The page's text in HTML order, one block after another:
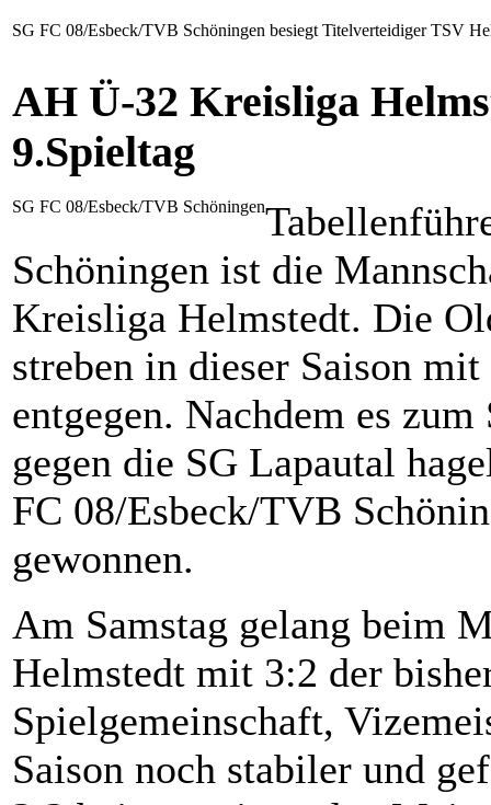
SG FC 08/Esbeck/TVB Schöningen besiegt Titelverteidiger TSV
AH Ü-32 Kreisliga
9.Spieltag
SG FC 08/Esbeck/TVB Schöningen
Schöningen ist die
Kreisliga Helmstedt. Die
streben in dieser Saison
entgegen. Nachdem es
gegen die SG Lapautal
FC 08/Esbeck/TVB
gewonnen.
Am Samstag gelang beim
Helmstedt mit 3:2 der
Spielgemeinschaft,
Saison noch stabiler und